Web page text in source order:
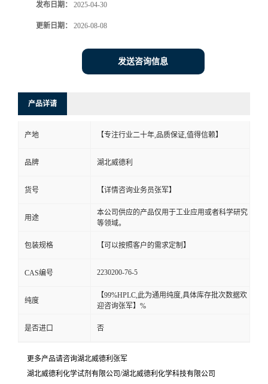
发布日期： 2025-04-30
更新日期： 2026-08-08
发送咨询信息
产品详请
产地 【专注行业二十年,品质保证,值得信赖】
品牌 湖北威德利
货号 【详情咨询业务员张军】
用途
本公司供应的产品仅用于工业应用或者科学研究
等领域。
包装规格 【可以按照客户的需求定制】
CAS编号 2230200-76-5
纯度
【99%HPLC,此为通用纯度,具体库存批次数据欢
迎咨询张军】%
是否进口 否
更多产品请咨询湖北威德利张军
湖北威德利化学试剂有限公司/湖北威德利化学科技有限公司